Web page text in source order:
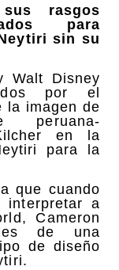
rasgos
para
sin su
Walt Disney
por el
la imagen de
en la
para la
que cuando
interpretar a
Cameron
de una
de diseño